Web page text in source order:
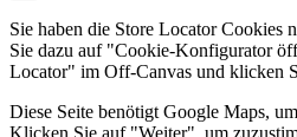
Sie haben die Store Locator Cookies
Sie dazu auf "Cookie-Konfigurator
Locator" im Off-Canvas und klicken
Diese Seite benötigt Google Maps,